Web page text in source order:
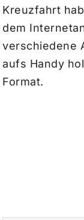
Kreuzfahrt
dem
verschiedene
aufs Handy
Format.